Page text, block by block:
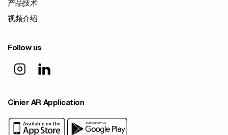
产品技术
视频介绍
Follow us
Cinier AR Application